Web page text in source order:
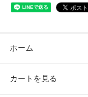
ホーム
カートを見る